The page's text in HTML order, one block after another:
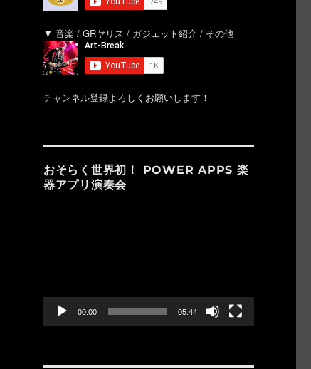
▼ 音楽 / GRヤリス / ガジェット紹介 / その他
チャンネル登録よろしくお願いします！
おそらく世界初！ POWER APPS 楽
器アプリ演奏会
00:00 05:44